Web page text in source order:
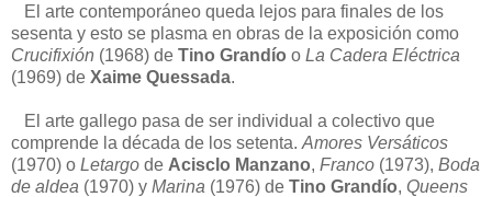
El arte contemporáneo queda lejos para finales de los
sesenta y esto se plasma en obras de la exposición como
Crucifixión (1968) de Tino Grandío o La Cadera Eléctrica
(1969) de Xaime Quessada.
El arte gallego pasa de ser individual a colectivo que
comprende la década de los setenta. Amores Versáticos
(1970) o Letargo de Acisclo Manzano, Franco (1973), Boda
de aldea (1970) y Marina (1976) de Tino Grandío, Queens